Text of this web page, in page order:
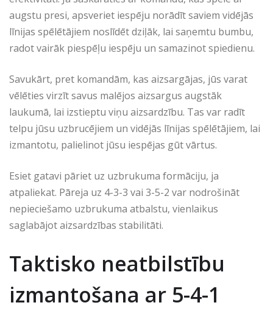
augstu presi, apsveriet iespēju norādīt saviem vidējās
līnijas spēlētājiem noslīdēt dziļāk, lai saņemtu bumbu,
radot vairāk piespēļu iespēju un samazinot spiedienu.
Savukārt, pret komandām, kas aizsargājas, jūs varat
vēlēties virzīt savus malējos aizsargus augstāk
laukumā, lai izstieptu viņu aizsardzību. Tas var radīt
telpu jūsu uzbrucējiem un vidējās līnijas spēlētājiem, lai
izmantotu, palielinot jūsu iespējas gūt vārtus.
Esiet gatavi pāriet uz uzbrukuma formāciju, ja
atpaliekat. Pāreja uz 4-3-3 vai 3-5-2 var nodrošināt
nepieciešamo uzbrukuma atbalstu, vienlaikus
saglabājot aizsardzības stabilitāti.
Taktisko neatbilstību
izmantošana ar 5-4-1